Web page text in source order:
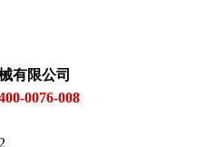
有限公司
0076-008